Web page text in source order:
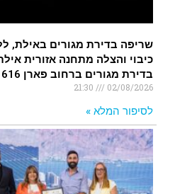
שריפה בדירת מגורים באילת,
כיבוי והצלה מתחנה אזורית
בדירת מגורים ברחוב פארן 616 באילת.
02/08/2026
לסיפור המלא »